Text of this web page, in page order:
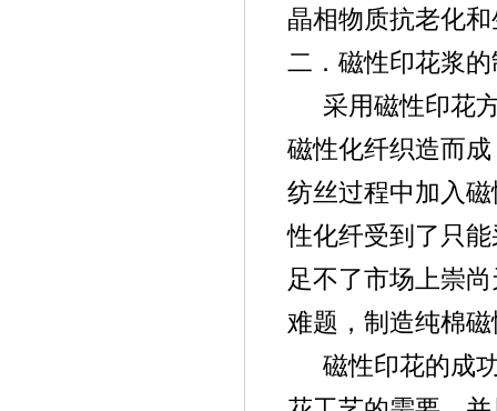
晶相物质抗老化
二．磁性印花浆
采用磁性印花
磁性化纤织造而
纺丝过程中加入
性化纤受到了只
足不了市场上崇
难题，制造纯棉
磁性印花的成